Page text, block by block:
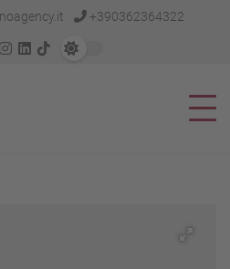
+390362364322